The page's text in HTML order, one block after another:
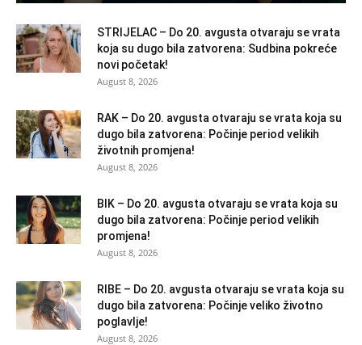
STRIJELAC – Do 20. avgusta otvaraju se vrata
koja su dugo bila zatvorena: Sudbina pokreće
novi početak!
August 8, 2026
RAK – Do 20. avgusta otvaraju se vrata koja su
dugo bila zatvorena: Počinje period velikih
životnih promjena!
August 8, 2026
BIK – Do 20. avgusta otvaraju se vrata koja su
dugo bila zatvorena: Počinje period velikih
promjena!
August 8, 2026
RIBE – Do 20. avgusta otvaraju se vrata koja su
dugo bila zatvorena: Počinje veliko životno
poglavlje!
August 8, 2026